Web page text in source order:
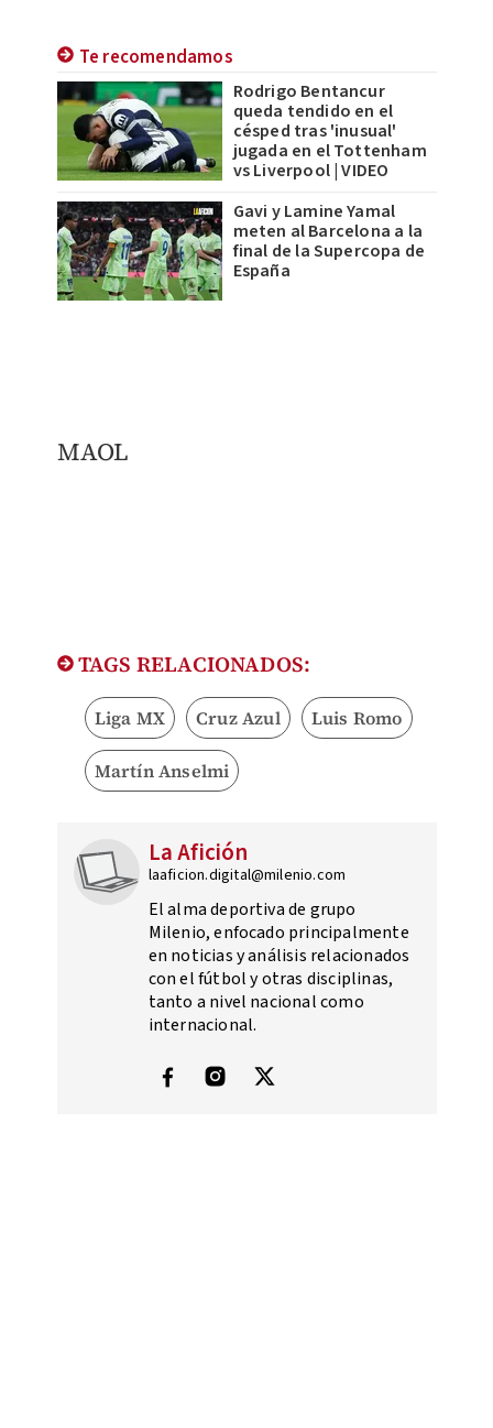
Te recomendamos
Rodrigo Bentancur
queda tendido en el
césped tras 'inusual'
jugada en el Tottenham
vs Liverpool | VIDEO
Gavi y Lamine Yamal
meten al Barcelona a la
final de la Supercopa de
España
​MAOL
TAGS RELACIONADOS:
Liga MX Cruz Azul Luis Romo
Martín Anselmi
La Afición
laaficion.digital@milenio.com
El alma deportiva de grupo
Milenio, enfocado principalmente
en noticias y análisis relacionados
con el fútbol y otras disciplinas,
tanto a nivel nacional como
internacional.